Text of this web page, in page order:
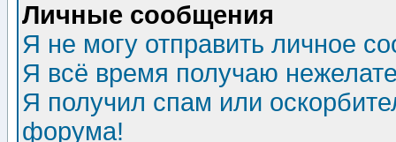
Личные сообщения
Я не могу отправить личное
Я всё время получаю
Я получил спам или
форума!